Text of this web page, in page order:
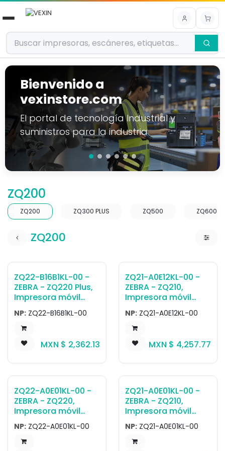
Ir al contenido
Bienvenido a
vexinstore.com
El portal de tecnología Industrial y
suministros para la industria
ZQ200
ZQ200 ZQ300 PLUS ZQ500 ZQ600
ZQ200
Zebra
ZQ22-B16B1KL-00 -
ZEBRA - ZQ220 Plus,
Impresora móvil
ZQ220 Plus, 80mm
mobile receipt+label
printer, BTv5, NFC,
CPCL & ESC-POS,
Belt clip, USB
English/Latin/Cyrillic,
Group L
NP: ZQ22-B16B1KL-00
MXN $ 2,362.13
ZQ21-A0E12KL-00 -
ZEBRA - ZQ210,
Impresora móvil
ZQ210, 2.25inch
Impresora de
Transferencia
Directa, Bluetooth,
linerless printing,
NP: ZQ21-A0E12KL-00
MXN $ 4,257.77
ZQ22-A0E01KL-00 -
ZEBRA - ZQ220,
Impresora móvil
ZQ220, 3 inch
Impresora de
Transferencia
NP: ZQ22-A0E01KL-00
ZQ21-A0E01KL-00 -
ZEBRA - ZQ210,
Impresora móvil
ZQ210, 2.25 inch
Impresora de
Transferencia
NP: ZQ21-A0E01KL-00